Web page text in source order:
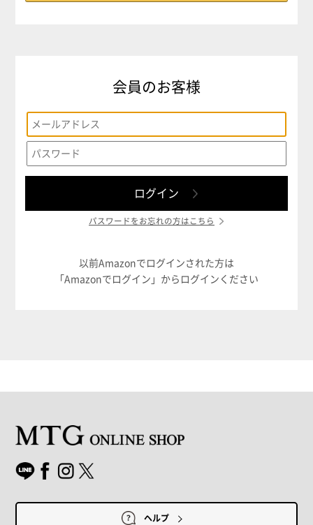
会員のお客様
パスワードをお忘れの方はこちら
以前Amazonでログインされた方は
「Amazonでログイン」からログインください
ヘルプ